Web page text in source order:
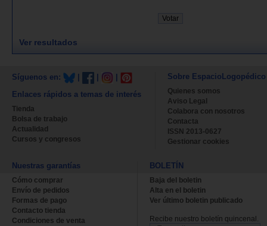
Ver resultados
Síguenos en:
Enlaces rápidos a temas de interés
Tienda
Bolsa de trabajo
Actualidad
Cursos y congresos
Sobre EspacioLogopédico
Quienes somos
Aviso Legal
Colabora con nosotros
Contacta
ISSN 2013-0627
Gestionar cookies
Nuestras garantías
Cómo comprar
Envío de pedidos
Formas de pago
Contacto tienda
Condiciones de venta
BOLETÍN
Baja del boletin
Alta en el boletin
Ver último boletin publicado
Recibe nuestro boletín quincenal.